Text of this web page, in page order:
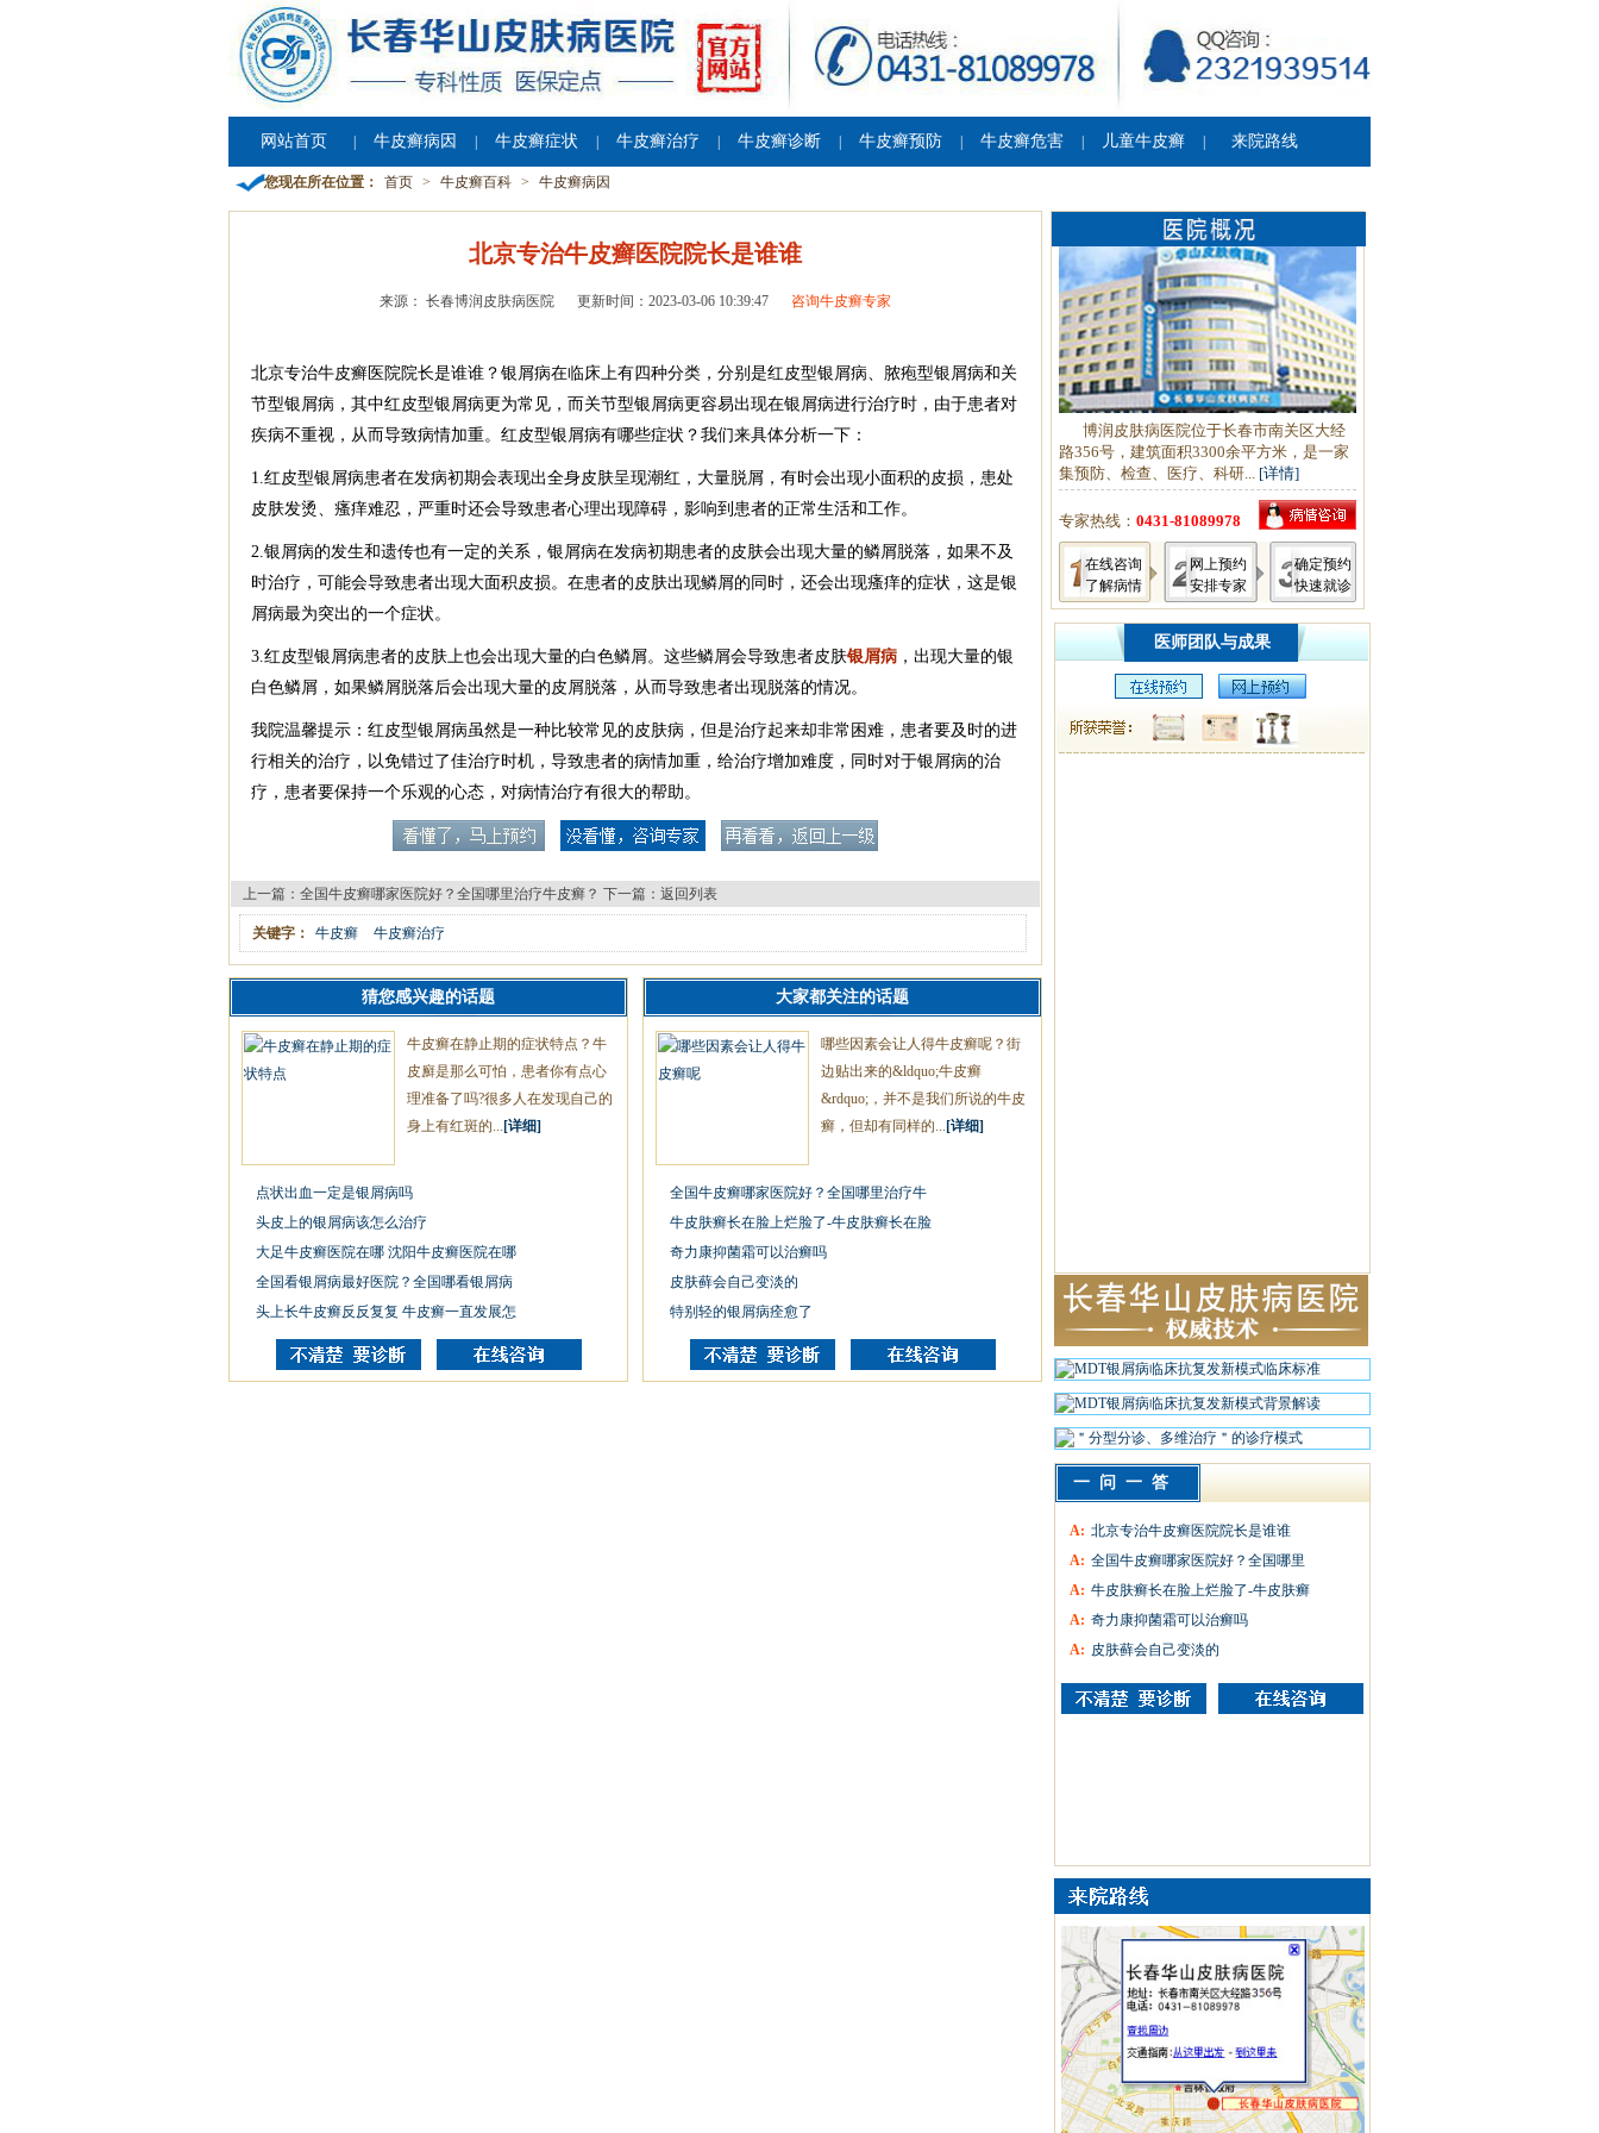
网站首页 牛皮癣病因 牛皮癣症状 牛皮癣治疗 牛皮癣诊断 牛皮癣预防 牛皮癣危害 儿童牛皮癣 来院路线
您现在所在位置： 首页 > 牛皮癣百科 > 牛皮癣病因
北京专治牛皮癣医院院长是谁谁
来源： 长春博润皮肤病医院 更新时间：2023-03-06 10:39:47 咨询牛皮癣专家
北京专治牛皮癣医院院长是谁谁？银屑病在临床上有四种分类，分别是红皮型银屑病、脓疱型银屑病和关
节型银屑病，其中红皮型银屑病更为常见，而关节型银屑病更容易出现在银屑病进行治疗时，由于患者对
疾病不重视，从而导致病情加重。红皮型银屑病有哪些症状？我们来具体分析一下：
1.红皮型银屑病患者在发病初期会表现出全身皮肤呈现潮红，大量脱屑，有时会出现小面积的皮损，患处
皮肤发烫、瘙痒难忍，严重时还会导致患者心理出现障碍，影响到患者的正常生活和工作。
2.银屑病的发生和遗传也有一定的关系，银屑病在发病初期患者的皮肤会出现大量的鳞屑脱落，如果不及
时治疗，可能会导致患者出现大面积皮损。在患者的皮肤出现鳞屑的同时，还会出现瘙痒的症状，这是银
屑病最为突出的一个症状。
3.红皮型银屑病患者的皮肤上也会出现大量的白色鳞屑。这些鳞屑会导致患者皮肤银屑病 ，出现大量的银
白色鳞屑，如果鳞屑脱落后会出现大量的皮屑脱落，从而导致患者出现脱落的情况。
我院温馨提示：红皮型银屑病虽然是一种比较常见的皮肤病，但是治疗起来却非常困难，患者要及时的进
行相关的治疗，以免错过了佳治疗时机，导致患者的病情加重，给治疗增加难度，同时对于银屑病的治
疗，患者要保持一个乐观的心态，对病情治疗有很大的帮助。
上一篇： 全国牛皮癣哪家医院好？全国哪里治疗牛皮癣？ 下一篇： 返回列表
关键字： 牛皮癣 牛皮癣治疗
猜您感兴趣的话题
牛皮癣在静止期的症状特点？牛
皮廯是那么可怕，患者你有点心
理准备了吗?很多人在发现自己的
身上有红斑的... [详细]
点状出血一定是银屑病吗
头皮上的银屑病该怎么治疗
大足牛皮癣医院在哪 沈阳牛皮癣医院在哪
全国看银屑病最好医院？全国哪看银屑病
头上长牛皮癣反反复复 牛皮癣一直发展怎
大家都关注的话题
哪些因素会让人得牛皮癣呢？街
边贴出来的&ldquo;牛皮癣
&rdquo;，并不是我们所说的牛皮
癣，但却有同样的... [详细]
全国牛皮癣哪家医院好？全国哪里治疗牛
牛皮肤癣长在脸上烂脸了-牛皮肤癣长在脸
奇力康抑菌霜可以治癣吗
皮肤藓会自己变淡的
特别轻的银屑病痊愈了
博润皮肤病医院位于长春市南关区大经
路356号，建筑面积3300余平方米，是一家
集预防、检查、医疗、科研... [详情]
专家热线： 0431-81089978
在线咨询
了解病情
网上预约
安排专家
确定预约
快速就诊
医师团队与成果
一问一答
A: 北京专治牛皮癣医院院长是谁谁
A: 全国牛皮癣哪家医院好？全国哪里
A: 牛皮肤癣长在脸上烂脸了-牛皮肤癣
A: 奇力康抑菌霜可以治癣吗
A: 皮肤藓会自己变淡的